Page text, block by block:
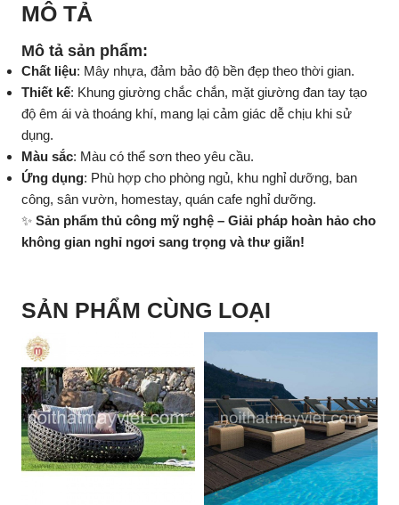
MÔ TẢ
Mô tả sản phẩm:
Chất liệu: Mây nhựa, đảm bảo độ bền đẹp theo thời gian.
Thiết kế: Khung giường chắc chắn, mặt giường đan tay tạo
độ êm ái và thoáng khí, mang lại cảm giác dễ chịu khi sử
dụng.
Màu sắc: Màu có thể sơn theo yêu cầu.
Ứng dụng: Phù hợp cho phòng ngủ, khu nghỉ dưỡng, ban
công, sân vườn, homestay, quán cafe nghỉ dưỡng.
✨ Sản phẩm thủ công mỹ nghệ – Giải pháp hoàn hảo cho
không gian nghỉ ngơi sang trọng và thư giãn!
SẢN PHẨM CÙNG LOẠI